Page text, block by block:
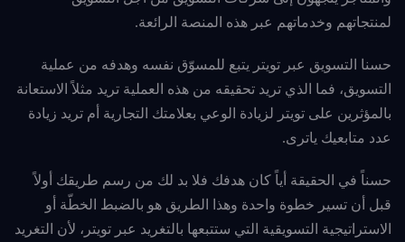
لمنتجاتهم وخدماتهم عبر هذه المنصة الرائعة.
حسنا التسويق عبر تويتر يتبع للمسوّق نفسه وهدفه من عملية
التسويق، فما الذي تريد تحقيقه من هذه العملية تريد مثلاً الاستعانة
بالمؤثرين على تويتر لزيادة الوعي بعلامتك التجارية أم تريد زيادة
عدد متابعيك ياترى.
حسناً في الحقيقة أياً كان هدفك فلا بد لك من رسم طريقك أولاً
قبل أن تسير خطوة واحدة وهذا الطريق هو بالضبط الخطّة أو
الاستراتيجية التسويقية التي ستتبعها بالتغريد عبر تويتر، لأن التغريد